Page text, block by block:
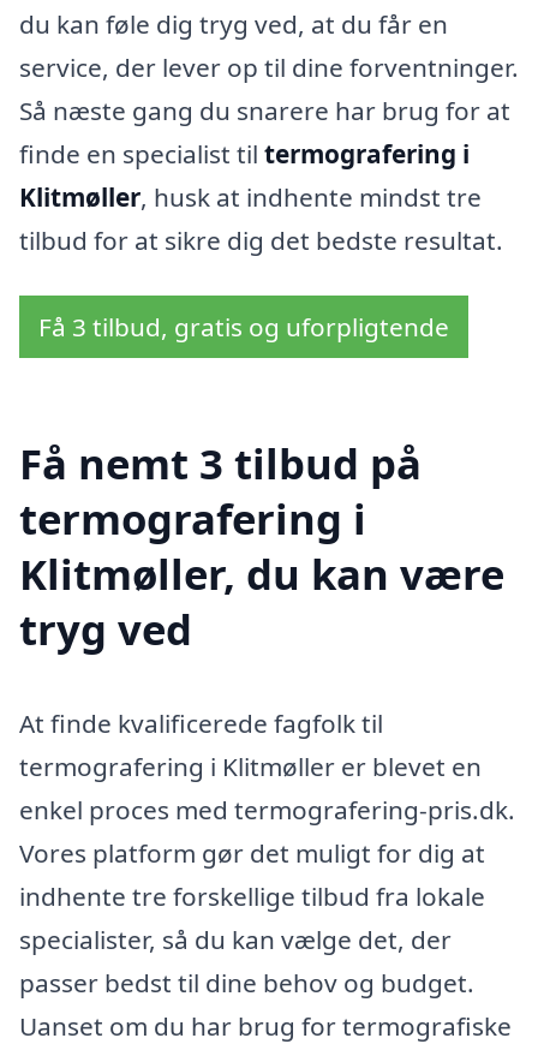
du kan føle dig tryg ved, at du får en
service, der lever op til dine forventninger.
Så næste gang du snarere har brug for at
finde en specialist til termografering i
Klitmøller, husk at indhente mindst tre
tilbud for at sikre dig det bedste resultat.
Få 3 tilbud, gratis og uforpligtende
Få nemt 3 tilbud på
termografering i
Klitmøller, du kan være
tryg ved
At finde kvalificerede fagfolk til
termografering i Klitmøller er blevet en
enkel proces med termografering-pris.dk.
Vores platform gør det muligt for dig at
indhente tre forskellige tilbud fra lokale
specialister, så du kan vælge det, der
passer bedst til dine behov og budget.
Uanset om du har brug for termografiske